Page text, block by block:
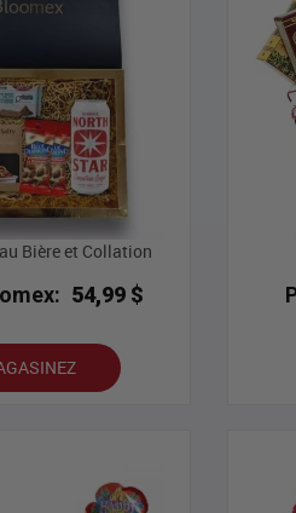
Bière et Collation
54,99 $